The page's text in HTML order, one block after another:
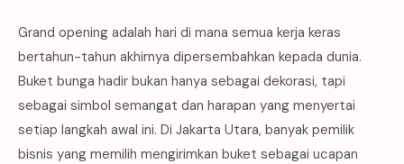
Grand opening adalah hari di mana semua kerja keras
bertahun-tahun akhirnya dipersembahkan kepada dunia.
Buket bunga hadir bukan hanya sebagai dekorasi, tapi
sebagai simbol semangat dan harapan yang menyertai
setiap langkah awal ini. Di Jakarta Utara, banyak pemilik
bisnis yang memilih mengirimkan buket sebagai ucapan